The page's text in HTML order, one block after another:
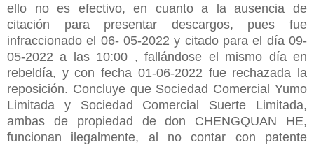
ello no es efectivo, en cuanto a la ausencia de
citación para presentar descargos, pues fue
infraccionado el 06- 05-2022 y citado para el día 09-
05-2022 a las 10:00 , fallándose el mismo día en
rebeldía, y con fecha 01-06-2022 fue rechazada la
reposición. Concluye que Sociedad Comercial Yumo
Limitada y Sociedad Comercial Suerte Limitada,
ambas de propiedad de don CHENGQUAN HE,
funcionan ilegalmente, al no contar con patente